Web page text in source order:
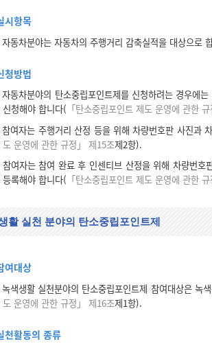
시항목
자동차분야는 자동차의 주행거리 감축실적을 대상으로
청방법
자동차분야의 탄소중립포인트제를 신청하려는 경우에
신청해야 합니다( 「탄소중립포인트 제도 운영에 관한
참여자는 주행거리 산정 등을 위해 차량번호판 사진과
도 운영에 관한 규정」 제15조제2항).
참여자는 참여 완료 후 인센티브 산정을 위해 차량번호
등록해야 합니다( 「탄소중립포인트 제도 운영에 관한
활 실천 분야의 탄소중립포인트제
여대상
녹색생활 실천분야의 탄소중립포인트제 참여대상은 녹
도 운영에 관한 규정」 제16조제1항).
천활동의 종류